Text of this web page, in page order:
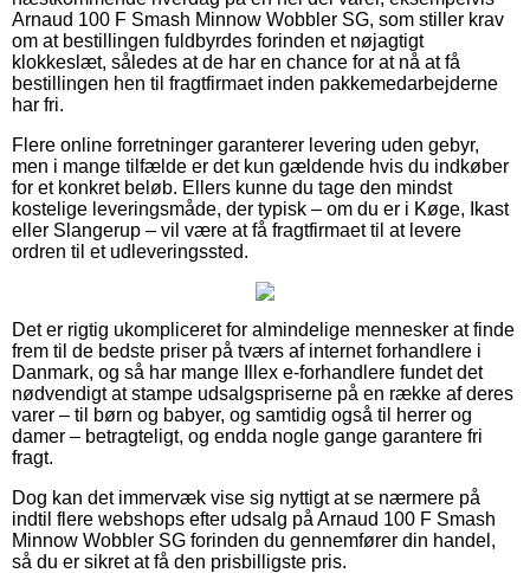
Arnaud 100 F Smash Minnow Wobbler SG, som stiller krav
om at bestillingen fuldbyrdes forinden et nøjagtigt
klokkeslæt, således at de har en chance for at nå at få
bestillingen hen til fragtfirmaet inden pakkemedarbejderne
har fri.
Flere online forretninger garanterer levering uden gebyr,
men i mange tilfælde er det kun gældende hvis du indkøber
for et konkret beløb. Ellers kunne du tage den mindst
kostelige leveringsmåde, der typisk – om du er i Køge, Ikast
eller Slangerup – vil være at få fragtfirmaet til at levere
ordren til et udleveringssted.
Det er rigtig ukompliceret for almindelige mennesker at finde
frem til de bedste priser på tværs af internet forhandlere i
Danmark, og så har mange Illex e-forhandlere fundet det
nødvendigt at stampe udsalgspriserne på en række af deres
varer – til børn og babyer, og samtidig også til herrer og
damer – betragteligt, og endda nogle gange garantere fri
fragt.
Dog kan det immervæk vise sig nyttigt at se nærmere på
indtil flere webshops efter udsalg på Arnaud 100 F Smash
Minnow Wobbler SG forinden du gennemfører din handel,
så du er sikret at få den prisbilligste pris.